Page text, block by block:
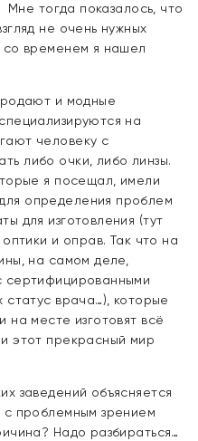
тогда показалось, что
не очень нужных
со временем я нашел
и модные
на
человеку с
либо очки, либо линзы.
я посещал, имели
определения проблем
для изготовления (тут
и оправ. Так что на
на самом деле,
сертифицированными
статус врача…), которые
на месте изготовят всё
этот прекрасный мир
заведений объясняется
проблемным зрением
Надо разбираться…